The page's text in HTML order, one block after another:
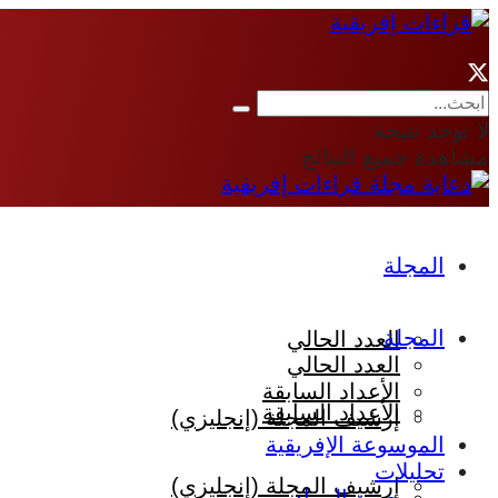
لا توجد نتيجة
مشاهدة جميع النتائج
المجلة
العدد الحالي
الأعداد السابقة
إرشيف المجلة (إنجليزي)
المجلة
العدد الحالي
الأعداد السابقة
إرشيف المجلة (إنجليزي)
الموسوعة الإفريقية
تحليلات